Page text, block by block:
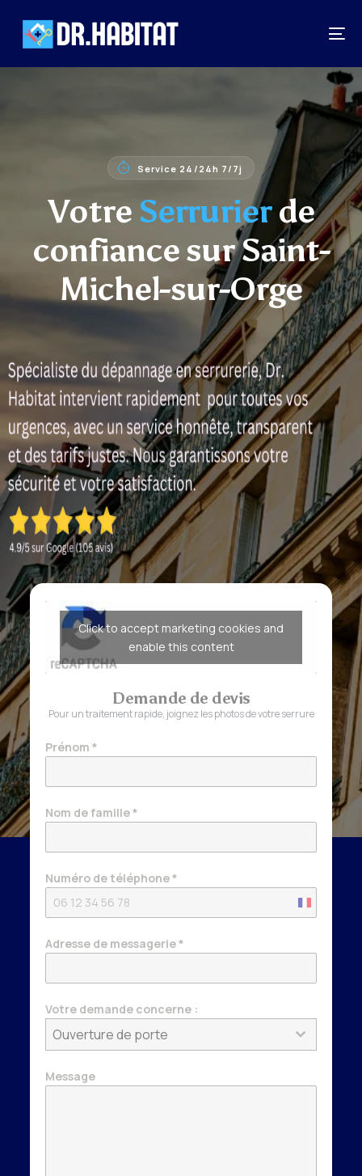
Service 24/24h 7/7j
Votre Serrurier de
confiance sur Saint-
Michel-sur-Orge
Click to accept marketing cookies and
enable this content
Demande de devis
Pour un traitement rapide, joignez les photos de votre serrure
Prénom*
Nom de famille*
Numéro de téléphone*
France
Adresse de messagerie*
Votre demande concerne :
Ouverture de porte
Message